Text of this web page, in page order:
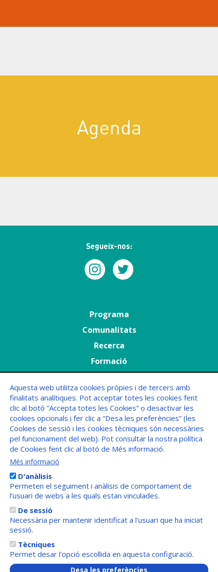
Agenda
Segueix-nos:
Programa
Comunalitats
Recerca
Formació
Menú
Peu
FAQs
Menú
Avís legal
Aquesta web utilitza cookies pròpies i de tercers amb
finalitats analítiques. Pot acceptar totes les cookies fent
clic al botó “Accepta totes les Cookies” o desactivar les
cookies opcionals i fer clic a “Desa les preferències” (les
Cookies de sessió i les cookies tècniques són necessàries
pel funcionament del web). Pot consultar la nostra política
de Cookies fent clic al botó de Més informació.
Més informació
D'anàlisis
Permeten el seguiment i anàlisis de comportament de
l’usuari de webs a les quals estan vinculades.
De sessió
Necessària per mantenir identificat a l'usuari que ha iniciat
sessió.
Tècniques
Permet desar l'opció escollida en aquesta configuració.
Desa les preferències